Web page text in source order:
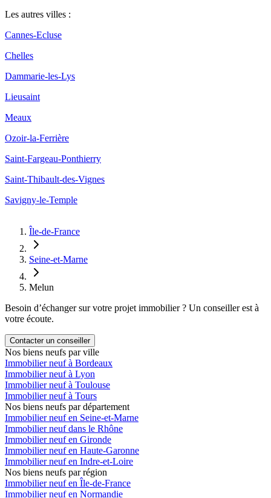
Les autres villes :
Cannes-Ecluse
Chelles
Dammarie-les-Lys
Lieusaint
Meaux
Ozoir-la-Ferrière
Saint-Fargeau-Ponthierry
Saint-Thibault-des-Vignes
Savigny-le-Temple
Île-de-France
Seine-et-Marne
Melun
Besoin d’échanger sur votre projet immobilier ? Un conseiller est à
votre écoute.
Contacter un conseiller
Nos biens neufs par ville
Immobilier neuf à Bordeaux
Immobilier neuf à Lyon
Immobilier neuf à Toulouse
Immobilier neuf à Tours
Nos biens neufs par département
Immobilier neuf en Seine-et-Marne
Immobilier neuf dans le Rhône
Immobilier neuf en Gironde
Immobilier neuf en Haute-Garonne
Immobilier neuf en Indre-et-Loire
Nos biens neufs par région
Immobilier neuf en Île-de-France
Immobilier neuf en Normandie